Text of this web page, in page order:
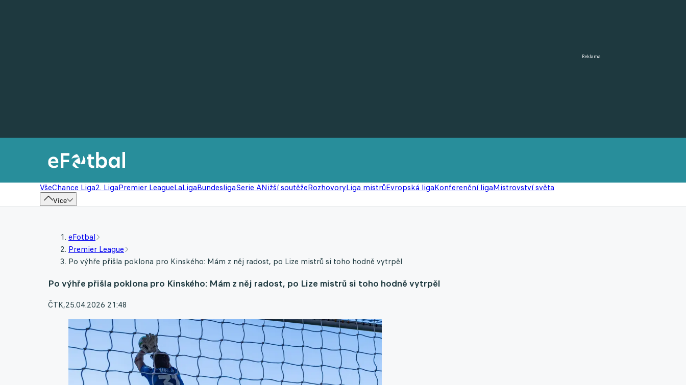
Reklama
VšeChance Liga2. LigaPremier LeagueLaLigaBundesligaSerie ANižší soutěžeRozhovoryLiga mistrůEvropská ligaKonferenční ligaMistrovství světa
Více
eFotbal
Premier League
Po výhře přišla poklona pro Kinského: Mám z něj radost, po Lize mistrů si toho hodně vytrpěl
Po výhře přišla poklona pro Kinského: Mám z něj radost, po Lize mistrů si toho hodně vytrpěl
ČTK,25.04.2026 21:48